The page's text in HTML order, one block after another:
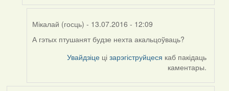
Мікалай (госць) - 13.07.2016 - 12:09
In
Harrier
А гэтых птушанят будзе нехта акальцоўваць?
Увайдзіце цізарэгіструйцеся каб пакідаць
каментары.